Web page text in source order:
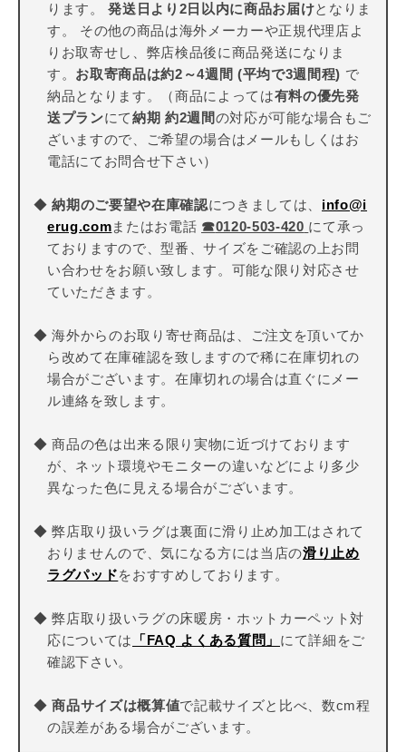
ります。発送日より2日以内に商品お届けとなりま
す。 その他の商品は海外メーカーや正規代理店よ
りお取寄せし、弊店検品後に商品発送になりま
す。 お取寄商品は約2～4週間 (平均で3週間程) で
納品となります。（商品によっては有料の優先発
送プランにて納期 約2週間の対応が可能な場合もご
ざいますので、ご希望の場合はメールもしくはお
電話にてお問合せ下さい）
◆納期のご要望や在庫確認につきましては、 info@i
erug.comまたはお電話 ☎0120-503-420 にて承っ
ておりますので、型番、サイズをご確認の上お問
い合わせをお願い致します。可能な限り対応させ
ていただきます。
◆ 海外からのお取り寄せ商品は、ご注文を頂いてか
ら改めて在庫確認を致しますので稀に在庫切れの
場合がございます。在庫切れの場合は直ぐにメー
ル連絡を致します。
◆ 商品の色は出来る限り実物に近づけております
が、ネット環境やモニターの違いなどにより多少
異なった色に見える場合がございます。
◆ 弊店取り扱いラグは裏面に滑り止め加工はされて
おりませんので、気になる方には当店の滑り止め
ラグパッドをおすすめしております。
◆ 弊店取り扱いラグの床暖房・ホットカーペット対
応については
「FAQ よくある質問」 にて詳細をご
確認下さい。
◆商品サイズは概算値で記載サイズと比べ、数cm程
の誤差がある場合がございます。